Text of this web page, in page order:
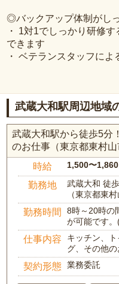
◎バックアップ体制がし
・ 1対1でしっかり研修
できます
・ ベテランスタッフによ
武蔵大和駅周辺地域
武蔵大和駅から徒歩5分
のお仕事（東京都東村山
時給 1,500〜1,860
勤務地
武蔵大和 徒
（東京都東
勤務時間
8時～20時の
が可能です
仕事内容
キッチン、
グ、その他の
契約形態 業務委託